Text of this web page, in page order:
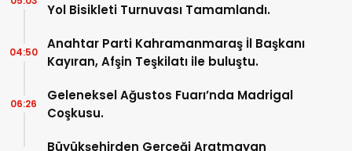
Yol Bisikleti Turnuvası Tamamlandı.
Anahtar Parti Kahramanmaraş İl Başkanı
Kayıran, Afşin Teşkilatı ile buluştu.
04:50
Geleneksel Ağustos Fuarı’nda Madrigal
Coşkusu.
06:26
Büyükşehirden Gerçeği Aratmayan